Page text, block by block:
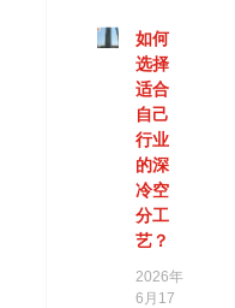
如何
选择
适合
自己
行业
的深
冷空
分工
艺？
2026年
6月17